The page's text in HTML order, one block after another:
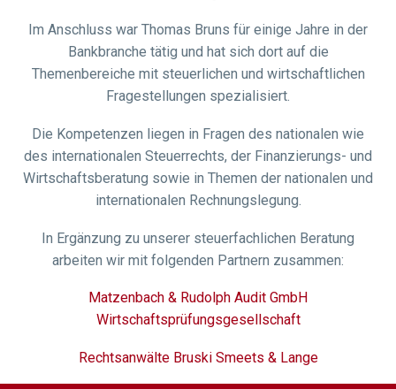
Im Anschluss war Thomas Bruns für einige Jahre in der
Bankbranche tätig und hat sich dort auf die
Themenbereiche mit steuerlichen und wirtschaftlichen
Fragestellungen spezialisiert.
Die Kompetenzen liegen in Fragen des nationalen wie
des internationalen Steuerrechts, der Finanzierungs- und
Wirtschaftsberatung sowie in Themen der nationalen und
internationalen Rechnungslegung.
In Ergänzung zu unserer steuerfachlichen Beratung
arbeiten wir mit folgenden Partnern zusammen:
Matzenbach & Rudolph Audit GmbH
Wirtschaftsprüfungsgesellschaft
Rechtsanwälte Bruski Smeets & Lange